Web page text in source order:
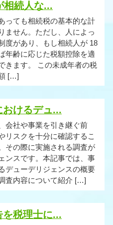
相続人な...
っても相続税の基本的な計
ません。ただし、人によっ
度があり、もし相続人が 18
年齢に応じた税額控除を適
きます。 この未成年者の税
[…]
おけるデュ...
会社や事業を引き継ぐ前
リスクを十分に確認するこ
その際に実施される調査が
ンスです。本記事では、事
デューデリジェンスの概要
査内容について紹介 […]
を税理士に...